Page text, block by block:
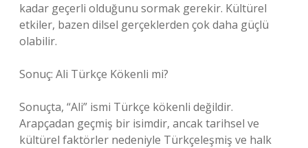
kadar geçerli olduğunu sormak gerekir. Kültürel
etkiler, bazen dilsel gerçeklerden çok daha güçlü
olabilir.
Sonuç: Ali Türkçe Kökenli mi?
Sonuçta, “Ali” ismi Türkçe kökenli değildir.
Arapçadan geçmiş bir isimdir, ancak tarihsel ve
kültürel faktörler nedeniyle Türkçeleşmiş ve halk